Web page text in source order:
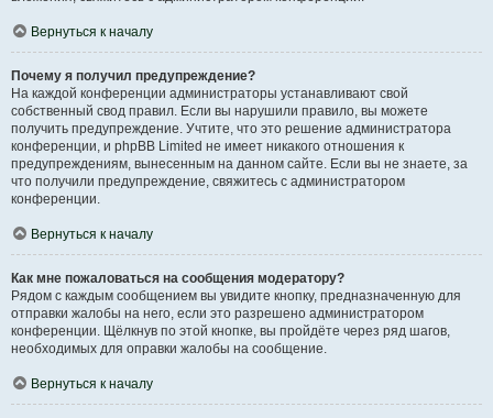
Вернуться к началу
Почему я получил предупреждение?
На каждой конференции администраторы устанавливают свой
собственный свод правил. Если вы нарушили правило, вы можете
получить предупреждение. Учтите, что это решение администратора
конференции, и phpBB Limited не имеет никакого отношения к
предупреждениям, вынесенным на данном сайте. Если вы не знаете, за
что получили предупреждение, свяжитесь с администратором
конференции.
Вернуться к началу
Как мне пожаловаться на сообщения модератору?
Рядом с каждым сообщением вы увидите кнопку, предназначенную для
отправки жалобы на него, если это разрешено администратором
конференции. Щёлкнув по этой кнопке, вы пройдёте через ряд шагов,
необходимых для оправки жалобы на сообщение.
Вернуться к началу